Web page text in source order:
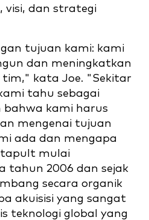
visi, dan strategi
tujuan kami: kami
dan meningkatkan
kata Joe. "Sekitar
tahu sebagai
bahwa kami harus
mengenai tujuan
ada dan mengapa
mulai
tahun 2006 dan sejak
secara organik
akuisisi yang sangat
teknologi global yang